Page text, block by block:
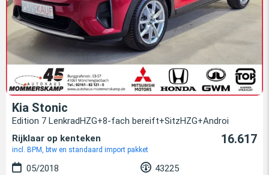
Kia Stonic
Edition 7 LenkradHZG+8-fach bereift+SitzHZG+Androi
Rijklaar op kenteken
incl. BPM, btw en standaard import pakket
16.617
05/2018
43225